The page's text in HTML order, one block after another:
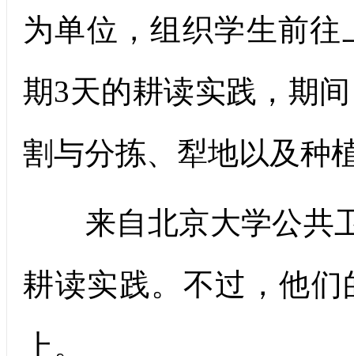
为单位，组织学生前
期3天的耕读实践，期
割与分拣、犁地以及种
来自北京大学公共卫
耕读实践。不过，他们
上。